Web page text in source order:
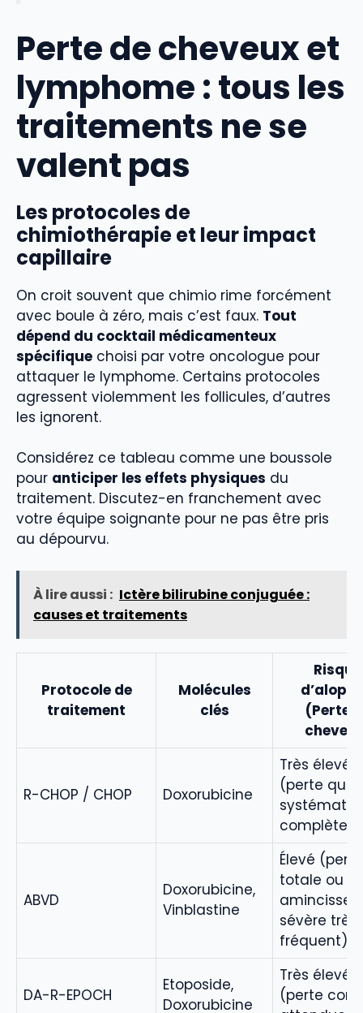
Perte de cheveux et
lymphome : tous les
traitements ne se
valent pas
Les protocoles de
chimiothérapie et leur impact
capillaire
On croit souvent que chimio rime forcément
avec boule à zéro, mais c’est faux. Tout
dépend du cocktail médicamenteux
spécifique choisi par votre oncologue pour
attaquer le lymphome. Certains protocoles
agressent violemment les follicules, d’autres
les ignorent.
Considérez ce tableau comme une boussole
pour anticiper les effets physiques du
traitement. Discutez-en franchement avec
votre équipe soignante pour ne pas être pris
au dépourvu.
À lire aussi : Ictère bilirubine conjuguée :
causes et traitements
Protocole de
traitement
Molécules
clés
Risque
(Perte
R-CHOP / CHOP Doxorubicine
Très élevé
(perte
complète)
ABVD
Doxorubicine,
Vinblastine
Élevé (perte
totale ou
sévère très
fréquent)
DA-R-EPOCH
Etoposide,
Doxorubicine
Très élevé
(perte